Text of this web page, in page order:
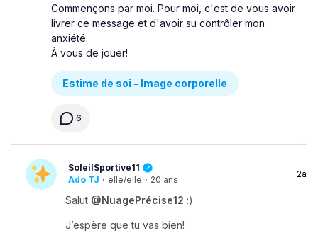
Commençons par moi. Pour moi, c'est de vous avoir
livrer ce message et d'avoir su contrôler mon
anxiété.
À vous de jouer!
Estime de soi - Image corporelle
6
SoleilSportive11
Ado TJ · elle/elle · 20 ans
2a
Salut @NuagePrécise12 :)
J’espère que tu vas bien!